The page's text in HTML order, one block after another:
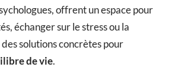
offrent un espace pour
échanger sur le stress ou la
solutions concrètes pour
de vie.